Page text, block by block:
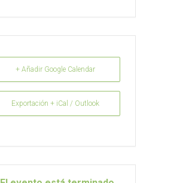
+ Añadir Google Calendar
Exportación + iCal / Outlook